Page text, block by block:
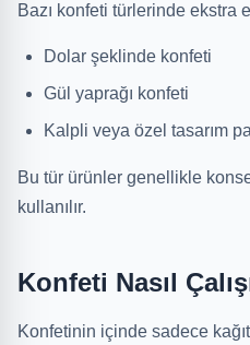
Bazı konfeti türlerinde ekstra
Dolar şeklinde konfeti
Gül yaprağı konfeti
Kalpli veya özel tasarım
Bu tür ürünler genellikle
kullanılır.
Konfeti Nasıl
Konfetinin içinde sadece